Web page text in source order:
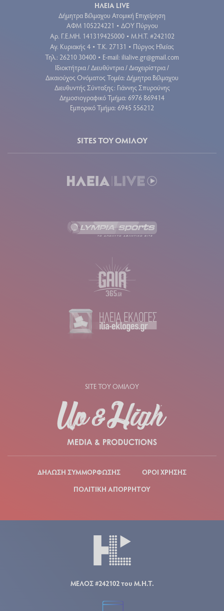
ΗΛΕΙΑ LIVE
Δήμητρα Βέλμαχου Ατομική Επιχείρηση
ΑΦΜ 105224221 • ΔΟΥ Πύργου
Aρ. Γ.Ε.ΜΗ. 141319425000 • Μ.Η.Τ. #242102
Αγ. Κυριακής 4 • Τ.Κ. 27131 • Πύργος Ηλείας
Τηλ.: 26210 30400 • E-mail: ilialive.gr@gmail.com
Ιδιοκτήτρια / Διευθύντρια / Διαχειρίστρια /
Δικαιούχος Ονόματος Τομέα: Δήμητρα Βέλμαχου
Διευθυντής Σύνταξης: Γιάννης Σπυρούνης
Δημοσιογραφικό Τμήμα: 6976 869414
Εμπορικό Τμήμα: 6945 556212
SITES ΤΟΥ ΟΜΙΛΟΥ
SITE ΤΟΥ ΟΜΙΛΟΥ
ΔΗΛΩΣΗ ΣΥΜΜΟΡΦΩΣΗΣ
ΟΡΟΙ ΧΡΗΣΗΣ
ΠΟΛΙΤΙΚΗ ΑΠΟΡΡΗΤΟΥ
ΜΕΛΟΣ #242102 του Μ.Η.Τ.